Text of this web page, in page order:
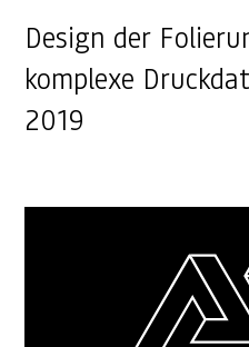
Design der
komplexe
2019